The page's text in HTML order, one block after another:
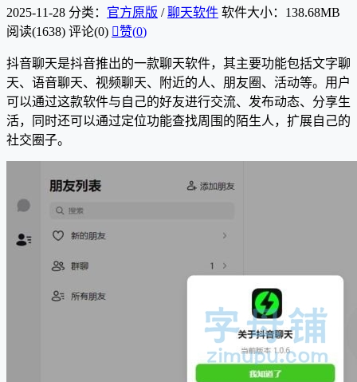
2025-11-28 分类： 官方原版 /聊天软件 软件大小：138.68MB
阅读(1638) 评论(0) 赞(0)
抖音聊天是抖音推出的一款聊天软件，其主要功能包括文字聊
天、语音聊天、视频聊天、附近的人、朋友圈、活动等。用户
可以通过这款软件与自己的好友进行交流、发布动态、分享生
活，同时还可以通过定位功能查找周围的陌生人，扩展自己的
社交圈子。